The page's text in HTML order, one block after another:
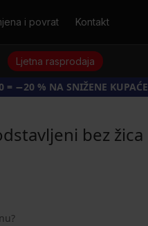
i povrat Kontakt
Ljetna rasprodaja
= −20 % NA SNIŽENE
bez žica